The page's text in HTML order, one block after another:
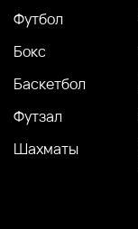
Футбол
Бокс
Баскетбол
Футзал
Шахматы